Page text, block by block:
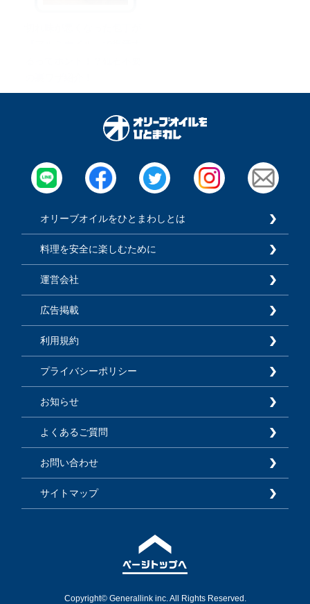
オリーブオイルをひとまわしとは
料理を安全に楽しむために
運営会社
広告掲載
利用規約
プライバシーポリシー
お知らせ
よくあるご質問
お問い合わせ
サイトマップ
Copyright© Generallink inc. All Rights Reserved.